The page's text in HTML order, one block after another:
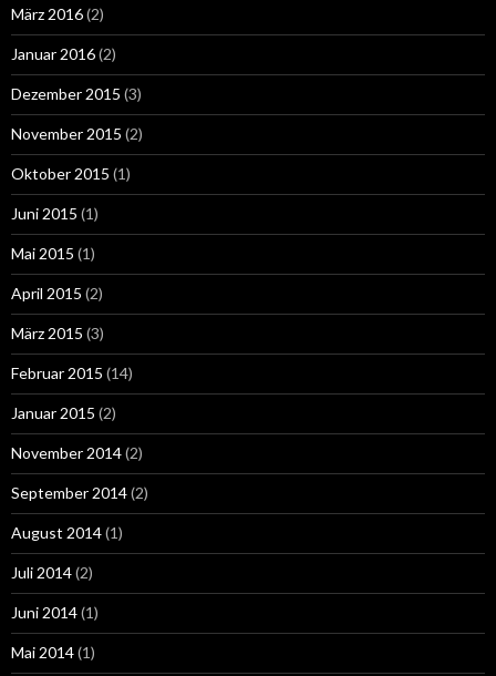
März 2016(2)
Januar 2016(2)
Dezember 2015 (3)
November 2015 (2)
Oktober 2015 (1)
Juni 2015 (1)
Mai 2015 (1)
April 2015 (2)
März 2015 (3)
Februar 2015 (14)
Januar 2015 (2)
November 2014(2)
September 2014(2)
August 2014(1)
Juli 2014(2)
Juni 2014(1)
Mai 2014(1)